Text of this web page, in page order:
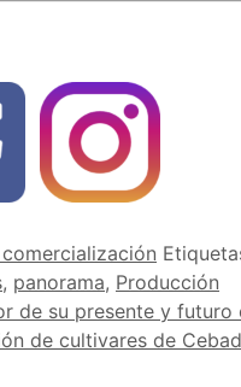
, panorama, Producción
de su presente y futuro
de cultivares de